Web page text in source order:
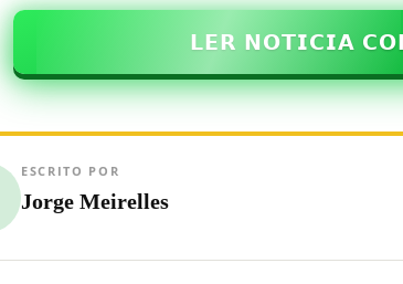
𝗟𝗘𝗥 𝗡𝗢𝗧𝗜𝗖𝗜𝗔
ESCRITO POR
Jorge Meirelles